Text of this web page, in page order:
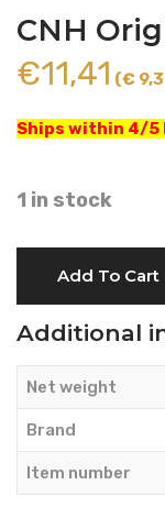
CNH
€11,41 (€
Ships within 4/5
1 in stock
KNOB
-
CNH
Originale
5120540
quantity
Add To Cart
Additional
Net weight
Brand
Item number